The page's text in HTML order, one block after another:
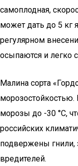
самоплодная,
может дать до 5 кг
регулярном
осыпаются и легко
Малина сорта
морозы до -30 °C,
российских
подвержены гнили,
вредителей.